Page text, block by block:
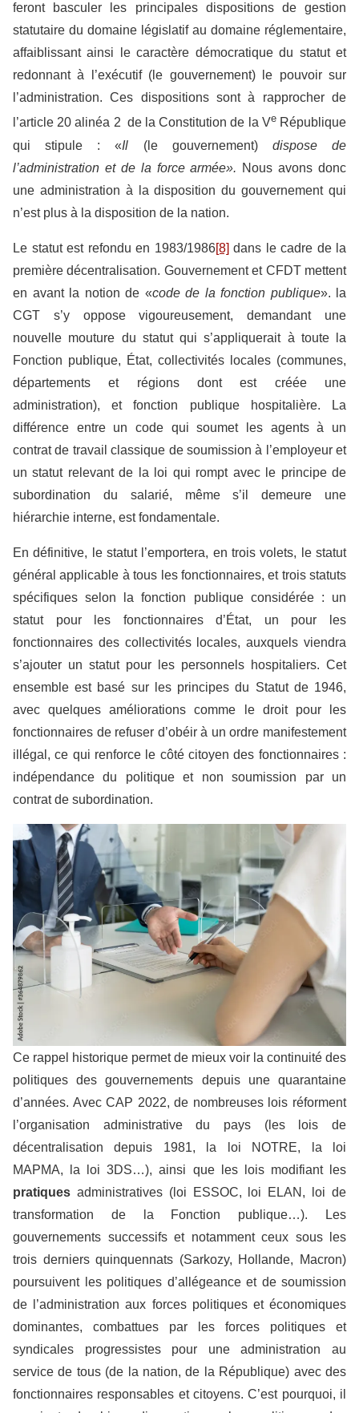
feront basculer les principales dispositions de gestion
statutaire du domaine législatif au domaine réglementaire,
affaiblissant ainsi le caractère démocratique du statut et
redonnant à l’exécutif (le gouvernement) le pouvoir sur
l’administration. Ces dispositions sont à rapprocher de
l’article 20 alinéa 2 de la Constitution de la VeRépublique
qui stipule : «Il (le gouvernement) dispose de
l’administration et de la force armée». Nous avons donc
une administration à la disposition du gouvernement qui
n’est plus à la disposition de la nation.
Le statut est refondu en 1983/1986[8] dans le cadre de la
première décentralisation. Gouvernement et CFDT mettent
en avant la notion de «code de la fonction publique». la
CGT s’y oppose vigoureusement, demandant une
nouvelle mouture du statut qui s’appliquerait à toute la
Fonction publique, État, collectivités locales (communes,
départements et régions dont est créée une
administration), et fonction publique hospitalière. La
différence entre un code qui soumet les agents à un
contrat de travail classique de soumission à l’employeur et
un statut relevant de la loi qui rompt avec le principe de
subordination du salarié, même s’il demeure une
hiérarchie interne, est fondamentale.
En définitive, le statut l’emportera, en trois volets, le statut
général applicable à tous les fonctionnaires, et trois statuts
spécifiques selon la fonction publique considérée : un
statut pour les fonctionnaires d’État, un pour les
fonctionnaires des collectivités locales, auxquels viendra
s’ajouter un statut pour les personnels hospitaliers. Cet
ensemble est basé sur les principes du Statut de 1946,
avec quelques améliorations comme le droit pour les
fonctionnaires de refuser d’obéir à un ordre manifestement
illégal, ce qui renforce le côté citoyen des fonctionnaires :
indépendance du politique et non soumission par un
contrat de subordination.
Ce rappel historique permet de mieux voir la continuité des
politiques des gouvernements depuis une quarantaine
d’années. Avec CAP 2022, de nombreuses lois réforment
l’organisation administrative du pays (les lois de
décentralisation depuis 1981, la loi NOTRE, la loi
MAPMA, la loi 3DS…), ainsi que les lois modifiant les
pratiques administratives (loi ESSOC, loi ELAN, loi de
transformation de la Fonction publique…). Les
gouvernements successifs et notamment ceux sous les
trois derniers quinquennats (Sarkozy, Hollande, Macron)
poursuivent les politiques d’allégeance et de soumission
de l’administration aux forces politiques et économiques
dominantes, combattues par les forces politiques et
syndicales progressistes pour une administration au
service de tous (de la nation, de la République) avec des
fonctionnaires responsables et citoyens. C’est pourquoi, il